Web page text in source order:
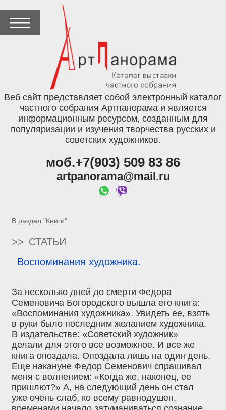
Веб сайт представляет собой электронный каталог
частного собрания Артпанорама и является
информационным ресурсом, созданным для
популяризации и изучения творчества русских и
советских художников.
моб.+7(903) 509 83 86
artpanorama@mail.ru
В раздел "Книги"
>> СТАТЬИ
Воспоминания художника.
За несколько дней до смерти Федора
Семеновича Богородского вышла его книга:
«Воспоминания художника». Увидеть ее, взять
в руки было последним желанием художника.
В издательстве: «Советский художник»
делали для этого все возможное. И все же
книга опоздала. Опоздала лишь на один день.
Еще накануне Федор Семенович спрашивал
меня с волнением: «Когда же, наконец, ее
пришлют?» А, на следующий день он стал
уже очень слаб, ко всему равнодушен,